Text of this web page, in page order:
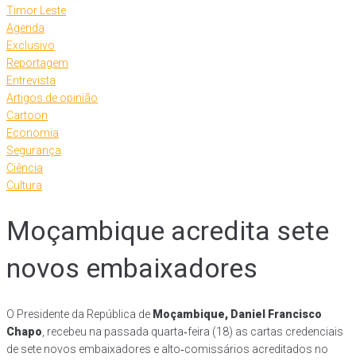
Timor Leste
Agenda
Exclusivo
Reportagem
Entrevista
Artigos de opinião
Cartoon
Economia
Segurança
Ciência
Cultura
Moçambique acredita sete
novos embaixadores
O Presidente da República de Moçambique, Daniel Francisco
Chapo , recebeu na passada quarta‑feira (18) as cartas credenciais
de sete novos embaixadores e alto‑comissários acreditados no